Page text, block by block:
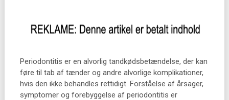
Periodontitis er en alvorlig tandkødsbetændelse, der kan
føre til tab af tænder og andre alvorlige komplikationer,
hvis den ikke behandles rettidigt. Forståelse af årsager,
symptomer og forebyggelse af periodontitis er